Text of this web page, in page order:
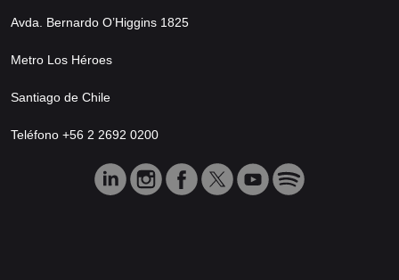
Avda. Bernardo O’Higgins 1825
Metro Los Héroes
Santiago de Chile
Teléfono +56 2 2692 0200